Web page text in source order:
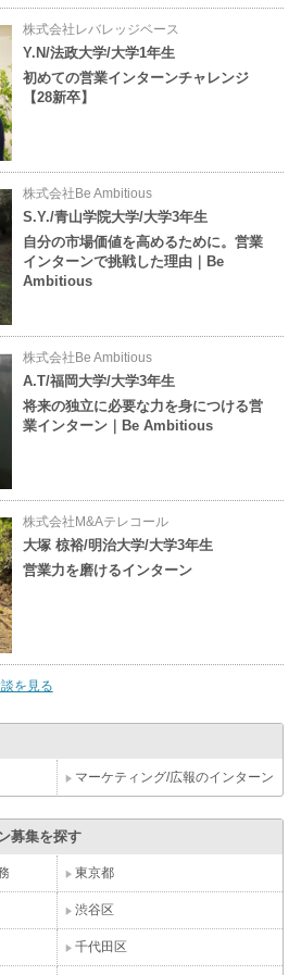
株式会社レバレッジベース
Y.N/法政大学/大学1年生
初めての営業インターンチャレンジ
【28新卒】
株式会社Be Ambitious
S.Y./青山学院大学/大学3年生
自分の市場価値を高めるために。営業
インターンで挑戦した理由｜Be
Ambitious
株式会社Be Ambitious
A.T/福岡大学/大学3年生
将来の独立に必要な力を身につける営
業インターン｜Be Ambitious
株式会社M&Aテレコール
大塚 椋裕/明治大学/大学3年生
営業力を磨けるインターン
を見る
マーケティング/広報のインターン
募集を探す
東京都
渋谷区
千代田区